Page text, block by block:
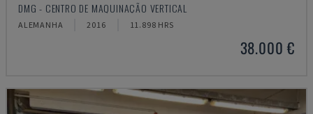
DMG - CENTRO DE MAQUINAÇÃO VERTICAL
ALEMANHA 2016 11.898 HRS
38.000 €